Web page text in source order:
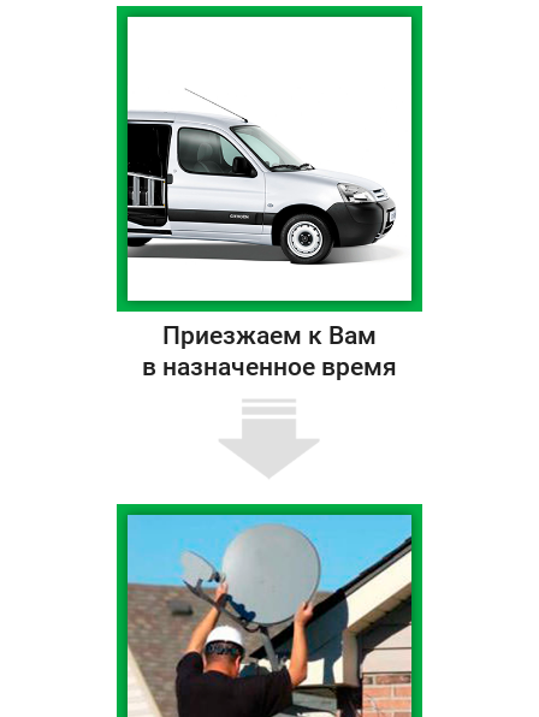
Приезжаем к Вам
в назначенное время